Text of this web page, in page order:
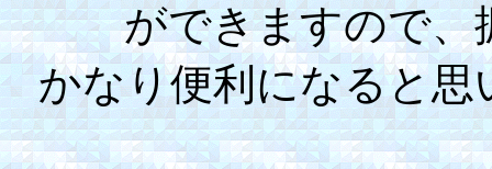
ができますので、
かなり便利になると